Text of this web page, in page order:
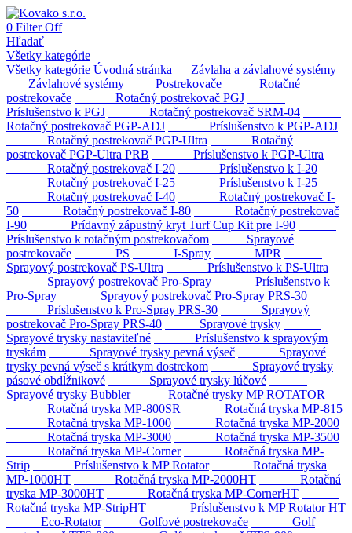
0 Filter Off
Hľadať
Všetky kategórie
Všetky kategórie Úvodná stránka
Závlaha a závlahové systémy
Závlahové systémy
Postrekovače
Rotačné
postrekovače
Rotačný postrekovač PGJ
Príslušenstvo k PGJ
Rotačný postrekovač SRM-04
Rotačný postrekovač PGP-ADJ
Príslušenstvo k PGP-ADJ
Rotačný postrekovač PGP-Ultra
Rotačný
postrekovač PGP-Ultra PRB
Príslušenstvo k PGP-Ultra
Rotačný postrekovač I-20
Príslušenstvo k I-20
Rotačný postrekovač I-25
Príslušenstvo k I-25
Rotačný postrekovač I-40
Rotačný postrekovač I-
50
Rotačný postrekovač I-80
Rotačný postrekovač
I-90
Prídavný zápustný kryt Turf Cup Kit pre I-90
Príslušenstvo k rotačným postrekovačom
Sprayové
postrekovače
PS I-Spray
MPR
Sprayový postrekovač PS-Ultra
Príslušenstvo k PS-Ultra
Sprayový postrekovač Pro-Spray
Príslušenstvo k
Pro-Spray
Sprayový postrekovač Pro-Spray PRS-30
Príslušenstvo k Pro-Spray PRS-30
Sprayový
postrekovač Pro-Spray PRS-40
Sprayové trysky
Sprayové trysky nastaviteľné
Príslušenstvo k sprayovým
tryskám
Sprayové trysky pevná výseč
Sprayové
trysky pevná výseč s krátkym dostrekom
Sprayové trysky
pásové obdĺžnikové
Sprayové trysky lúčové
Sprayové trysky Bubbler
Rotačné trysky MP ROTATOR
Rotačná tryska MP-800SR
Rotačná tryska MP-815
Rotačná tryska MP-1000
Rotačná tryska MP-2000
Rotačná tryska MP-3000
Rotačná tryska MP-3500
Rotačná tryska MP-Corner
Rotačná tryska MP-
Strip
Príslušenstvo k MP Rotator
Rotačná tryska
MP-1000HT
Rotačná tryska MP-2000HT
Rotačná
tryska MP-3000HT
Rotačná tryska MP-CornerHT
Rotačná tryska MP-StripHT
Príslušenstvo k MP Rotator HT
Eco-Rotator
Golfové postrekovače
Golf